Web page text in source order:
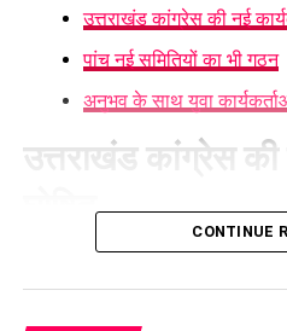
जाएंगे, जिनमें करीब 88 लोगों के रहने की
उत्तराखंड कांग्रेस की नई
पांच नई समितियों का भी गठन
अनुभव के साथ युवा
उत्तराखंड कांग्रेस की
नई प्रदेश कार्यकारिणी में गोदावरी
जिम्मेदारी दी गई है। वहीं, संगठन में
CONTINUE